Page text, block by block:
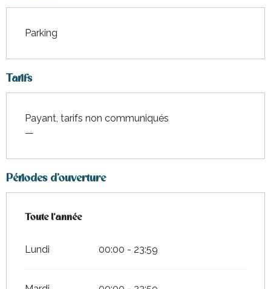
Parking
Tarifs
Payant, tarifs non communiqués
—
Périodes d'ouverture
Toute l'année
Toute l'année
Lundi 00:00 - 23:59